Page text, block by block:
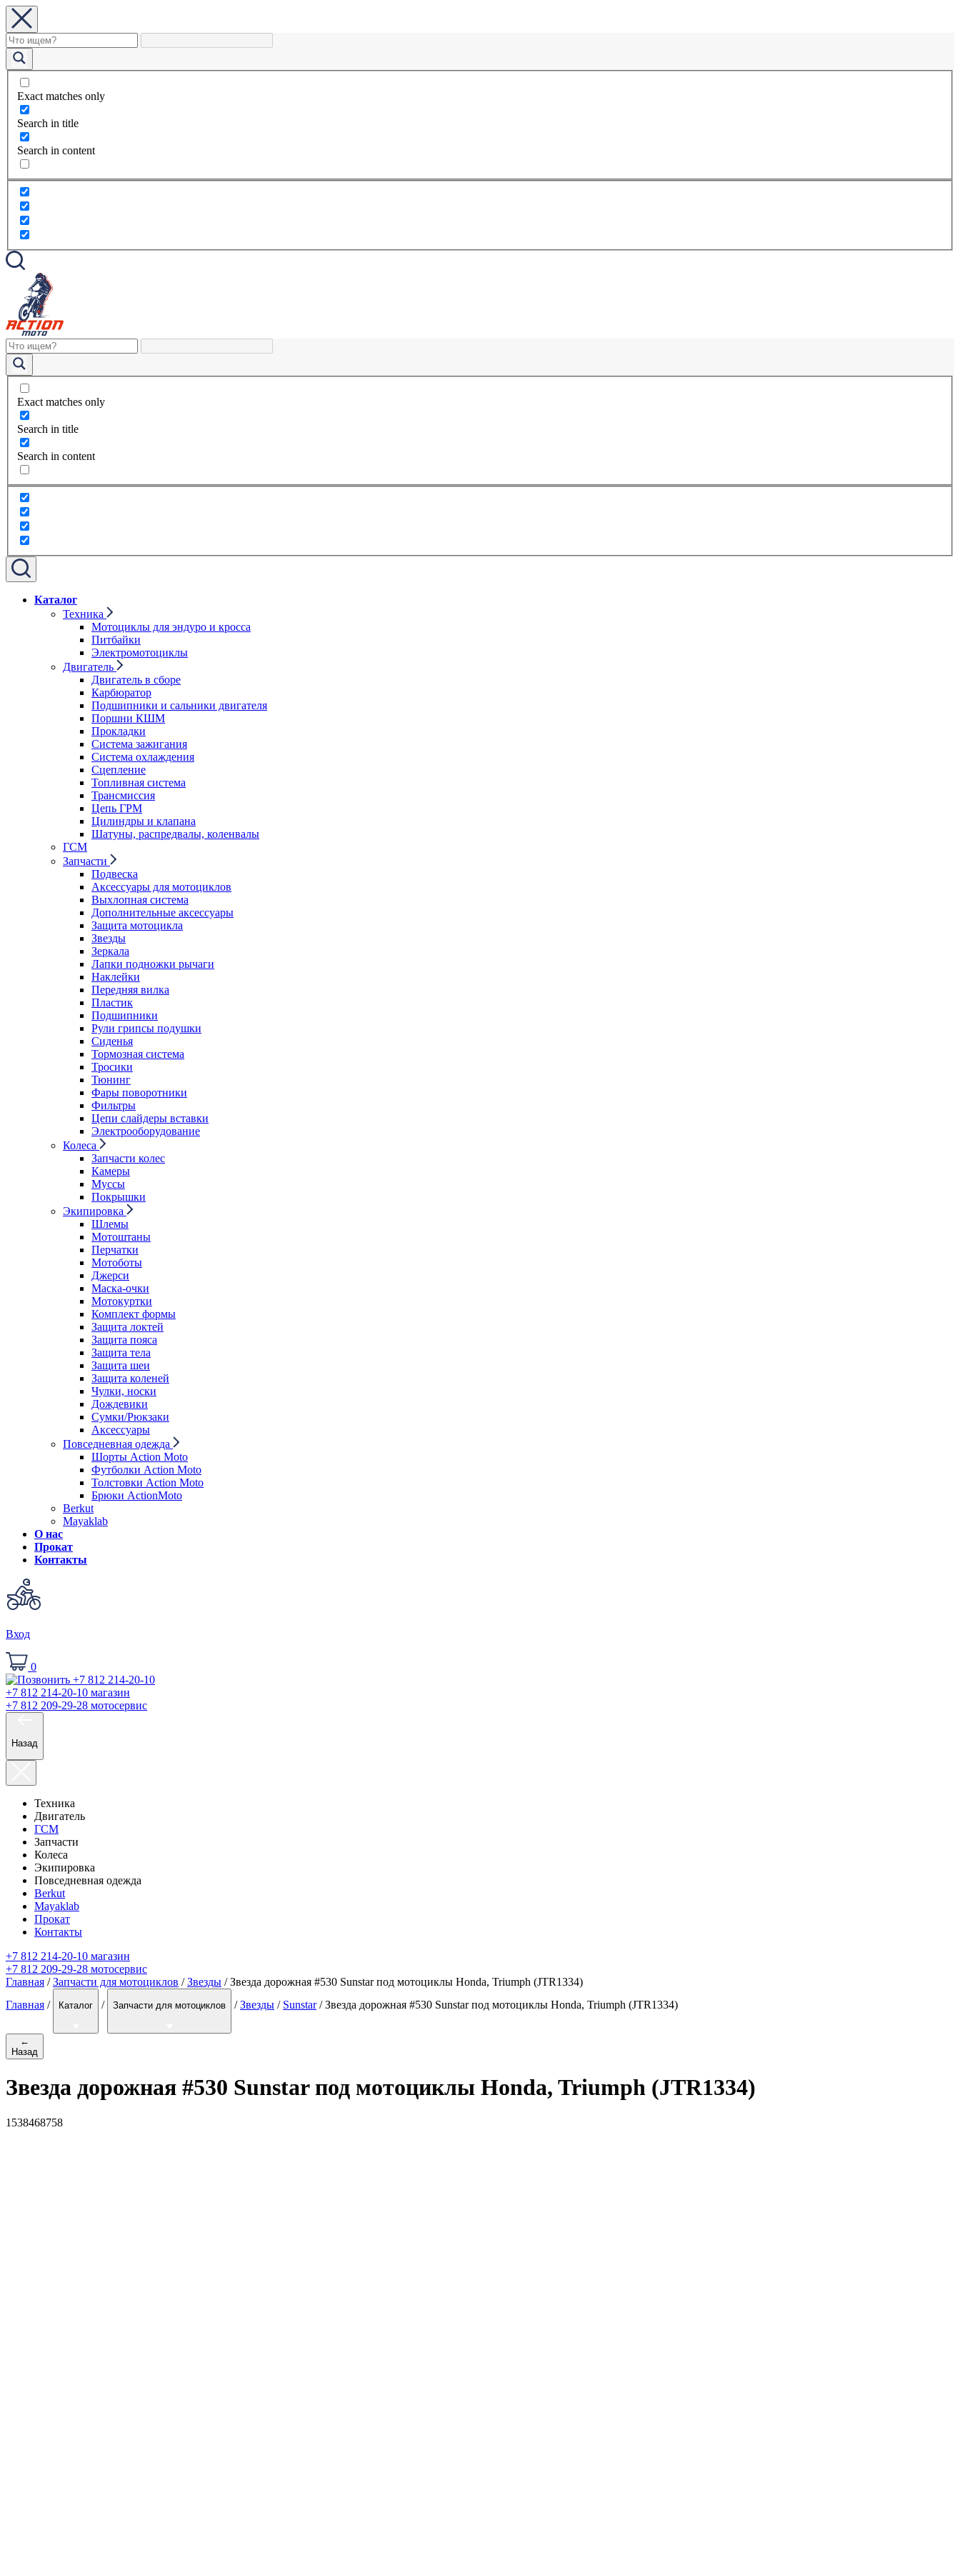
Exact matches only
Search in title
Search in content
Exact matches only
Search in title
Search in content
Каталог
Техника
Мотоциклы для эндуро и кросса
Питбайки
Электромотоциклы
Двигатель
Двигатель в сборе
Карбюратор
Подшипники и сальники двигателя
Поршни КШМ
Прокладки
Система зажигания
Система охлаждения
Сцепление
Топливная система
Трансмиссия
Цепь ГРМ
Цилиндры и клапана
Шатуны, распредвалы, коленвалы
ГСМ
Запчасти
Подвеска
Аксессуары для мотоциклов
Выхлопная система
Дополнительные аксессуары
Защита мотоцикла
Звезды
Зеркала
Лапки подножки рычаги
Наклейки
Передняя вилка
Пластик
Подшипники
Рули грипсы подушки
Сиденья
Тормозная система
Тросики
Тюнинг
Фары поворотники
Фильтры
Цепи слайдеры вставки
Электрооборудование
Колеса
Запчасти колес
Камеры
Муссы
Покрышки
Экипировка
Шлемы
Мотоштаны
Перчатки
Мотоботы
Джерси
Маска-очки
Мотокуртки
Комплект формы
Защита локтей
Защита пояса
Защита тела
Защита шеи
Защита коленей
Чулки, носки
Дождевики
Сумки/Рюкзаки
Аксессуары
Повседневная одежда
Шорты Action Moto
Футболки Action Moto
Толстовки Action Moto
Брюки ActionMoto
Berkut
Mayaklab
О нас
Прокат
Контакты
Вход
0
+7 812 214-20-10 магазин
+7 812 209-29-28 мотосервис
Назад
Техника
Двигатель
ГСМ
Запчасти
Колеса
Экипировка
Повседневная одежда
Berkut
Mayaklab
Прокат
Контакты
+7 812 214-20-10 магазин
+7 812 209-29-28 мотосервис
Главная /Запчасти для мотоциклов /Звезды / Звезда дорожная #530 Sunstar под мотоциклы Honda, Triumph (JTR1334)
Главная / Каталог / Запчасти для мотоциклов / Звезды / Sunstar / Звезда дорожная #530 Sunstar под мотоциклы Honda, Triumph (JTR1334)
←
Назад
Звезда дорожная #530 Sunstar под мотоциклы Honda, Triumph (JTR1334)
1538468758